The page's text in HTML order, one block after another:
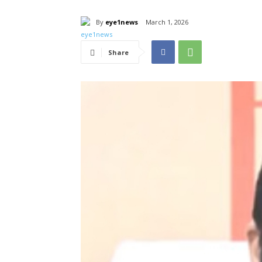
By eye1news March 1, 2026
Share